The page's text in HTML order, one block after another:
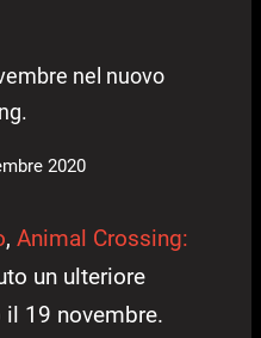
nel nuovo
2020
, Animal Crossing:
un ulteriore
19 novembre.